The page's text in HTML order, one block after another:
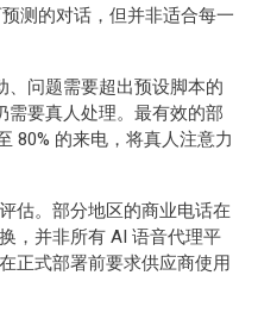
测的对话，但并非适合每一
问题需要超出预设脚本的
要真人处理。最有效的部
80% 的来电，将真人注意力
估。部分地区的商业电话在
，并非所有 AI 语音代理平
正式部署前要求供应商使用